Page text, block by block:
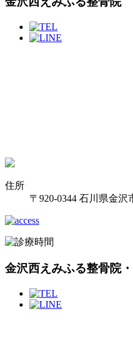
住所
〒920-0344 石川県金沢
金沢西えみふる整骨院